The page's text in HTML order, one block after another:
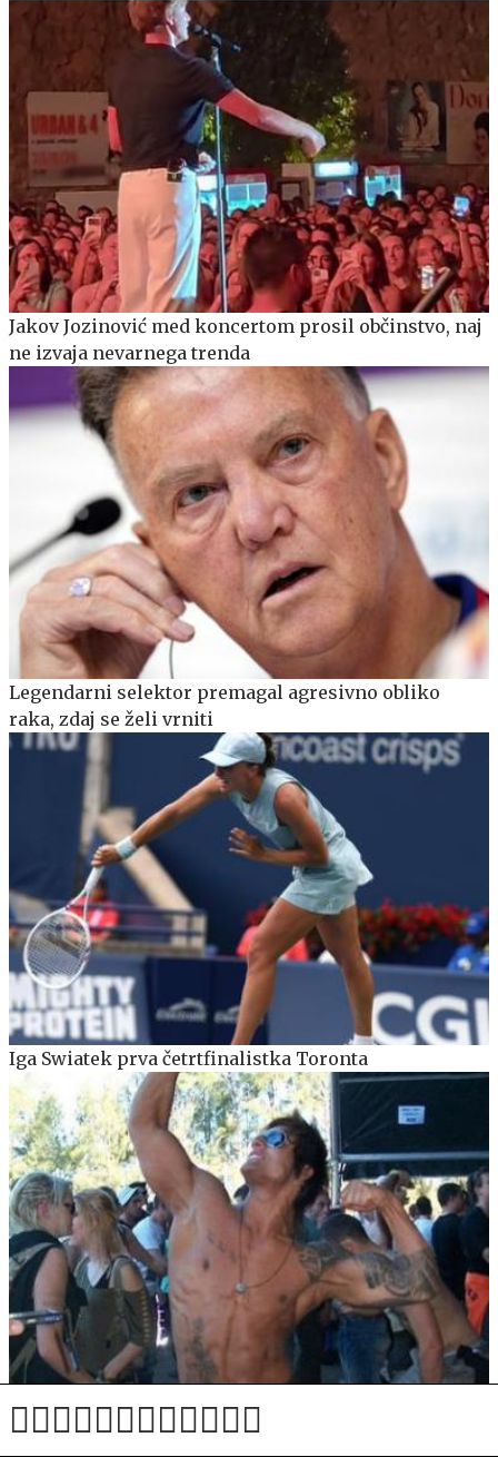
Jakov Jozinović med koncertom prosil občinstvo, naj
ne izvaja nevarnega trenda
Legendarni selektor premagal agresivno obliko
raka, zdaj se želi vrniti
Iga Swiatek prva četrtfinalistka Toronta